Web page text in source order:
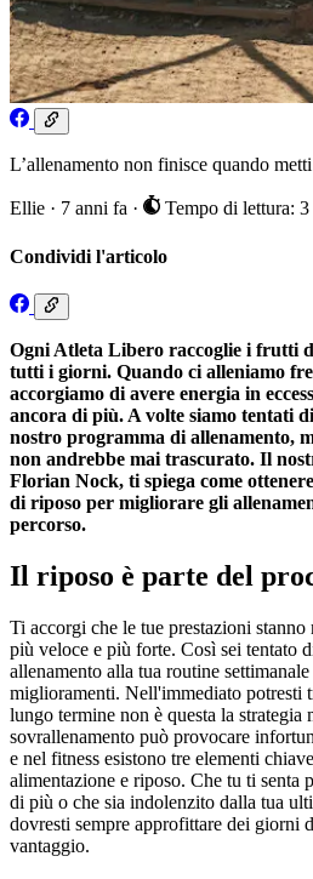
L’allenamento non finisce quando
Ellie · 7 anni fa · Tempo di lettura: 3
Condividi l'articolo
Ogni Atleta Libero raccoglie i frutti
tutti i giorni. Quando ci alleniamo
accorgiamo di avere energia in
ancora di più. A volte siamo tentati
nostro programma di allenamento,
non andrebbe mai trascurato. Il
Florian Nock, ti spiega come
di riposo per migliorare gli
percorso.
Il riposo è parte del
Ti accorgi che le tue prestazioni
più veloce e più forte. Così sei tentato
allenamento alla tua routine
miglioramenti. Nell'immediato potresti
lungo termine non è questa la strategia
sovrallenamento può provocare
e nel fitness esistono tre elementi
alimentazione e riposo. Che tu ti senta
di più o che sia indolenzito dalla tua
dovresti sempre approfittare dei giorni
vantaggio.